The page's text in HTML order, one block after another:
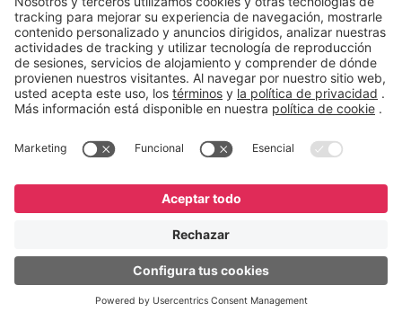
Memphis
Eduardo Ribeiro
CEO
“Con GeneXus desarrollamos una
acompañar todas las etapas de la
verificar, analizar, reacondicionar y
garantizando calidad y reduciendo
costos”.